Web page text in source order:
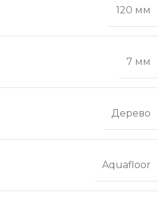
120 мм
7 мм
Дерево
Aquafloor